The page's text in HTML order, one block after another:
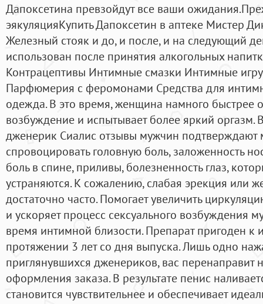
Дапоксетина превзойдут все ваши
эякуляцияКупить Дапоксетин в аптеке Мистер
Железный стояк и до, и после, и на следующий
использован после принятия алкогольных
Контрацептивы Интимные смазки Интимные
Парфюмерия с феромонами Средства для
одежда. В это время, женщина намного быстрее
возбуждение и испытывает более яркий оргазм.
дженерик Сиалис отзывы мужчин подтверждают
спровоцировать головную боль, заложенность
боль в спине, приливы, болезненность глаз,
устраняются. К сожалению, слабая эрекция или
достаточно часто. Помогает увеличить
и ускоряет процесс сексуального возбуждения
время интимной близости. Препарат пригоден к
протяжении 3 лет со дня выпуска. Лишь одно
приглянувшихся дженериков, вас перенаправит
оформления заказа. В результате пенис
становится чувствительнее и обеспечивает